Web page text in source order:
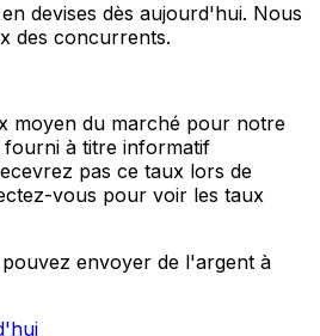
devises dès aujourd'hui. Nous
des concurrents.
moyen du marché pour notre
fourni à titre informatif
pas ce taux lors de
vous pour voir les taux
envoyer de l'argent à